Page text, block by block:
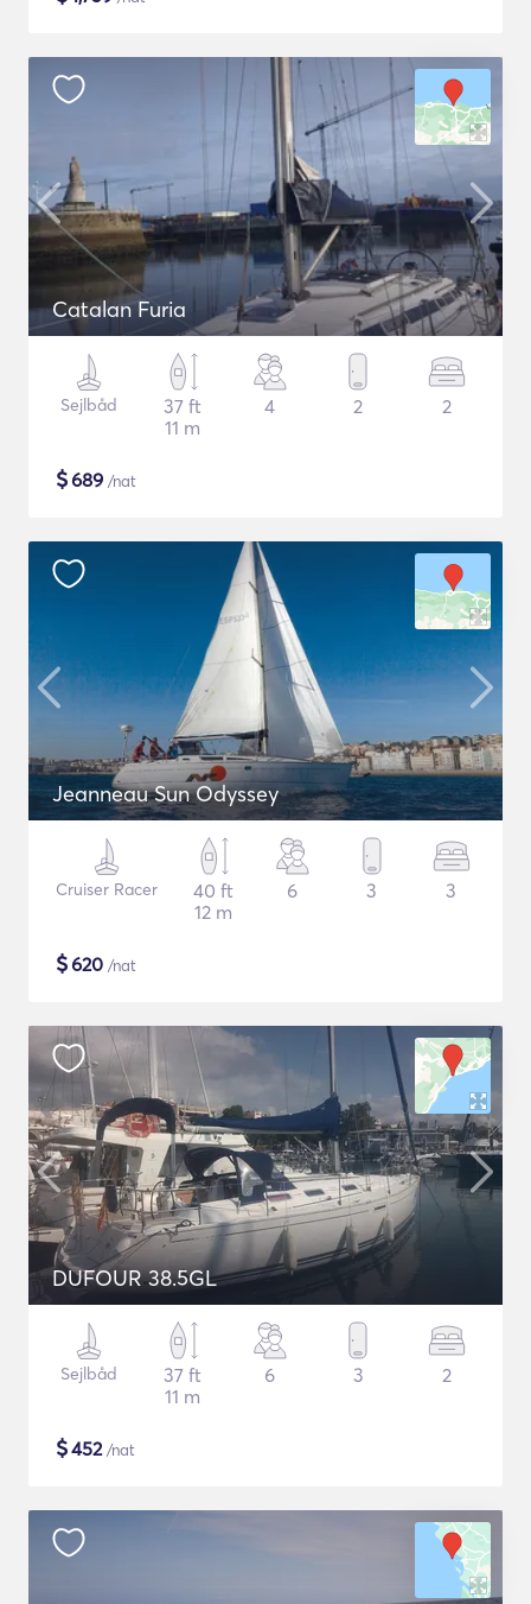
Catalan Furia
Sejlbåd
37 ft
11 m
4 2 2
$689 /nat
Jeanneau Sun Odyssey
Cruiser Racer
40 ft
12 m
6 3 3
$620 /nat
DUFOUR 38.5GL
Sejlbåd
37 ft
11 m
6 3 2
$452/nat